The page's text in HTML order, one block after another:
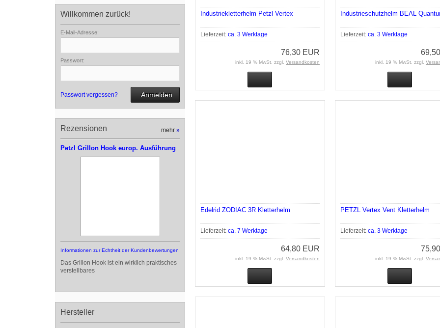
Industriekletterhelm Petzl Vertex
Lieferzeit: ca. 3 Werktage
76,30 EUR
inkl. 19 % MwSt. zzgl. Versandkosten
Industrieschutzhelm BEAL
Lieferzeit: ca. 3 Werktage
inkl. 19 % MwSt. zzgl.
Edelrid ZODIAC 3R Kletterhelm
Lieferzeit: ca. 7 Werktage
64,80 EUR
inkl. 19 % MwSt. zzgl. Versandkosten
PETZL Vertex Vent Kletterhelm
Lieferzeit: ca. 3 Werktage
inkl. 19 % MwSt. zzgl.
Willkommen zurück!
E-Mail-Adresse:
Passwort:
Passwort vergessen? Anmelden
Rezensionen mehr »
Petzl Grillon Hook europ. Ausführung
Informationen zur Echtheit der Kundenbewertungen
Das Grillon Hook ist ein wirklich praktisches
verstellbares
Hersteller